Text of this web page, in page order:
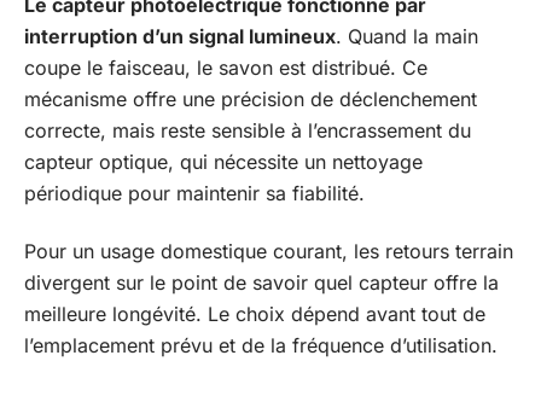
interruption d’un signal lumineux. Quand la main
coupe le faisceau, le savon est distribué. Ce
mécanisme offre une précision de déclenchement
correcte, mais reste sensible à l’encrassement du
capteur optique, qui nécessite un nettoyage
périodique pour maintenir sa fiabilité.
Pour un usage domestique courant, les retours terrain
divergent sur le point de savoir quel capteur offre la
meilleure longévité. Le choix dépend avant tout de
l’emplacement prévu et de la fréquence d’utilisation.